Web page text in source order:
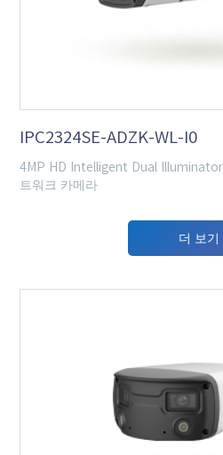
IPC2324SE-ADZK-WL-I0
4MP HD Intelligent Dual
트워크 카메라
더 보기